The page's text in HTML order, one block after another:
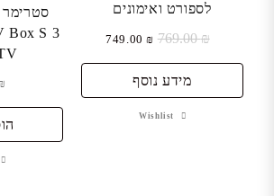
לספורט ואימונים
₪
769.00
המחיר
היה:
₪ 769.00.
₪
749.00
המחיר
₪ 749.00.
מידע נוסף
Wishlist
₪